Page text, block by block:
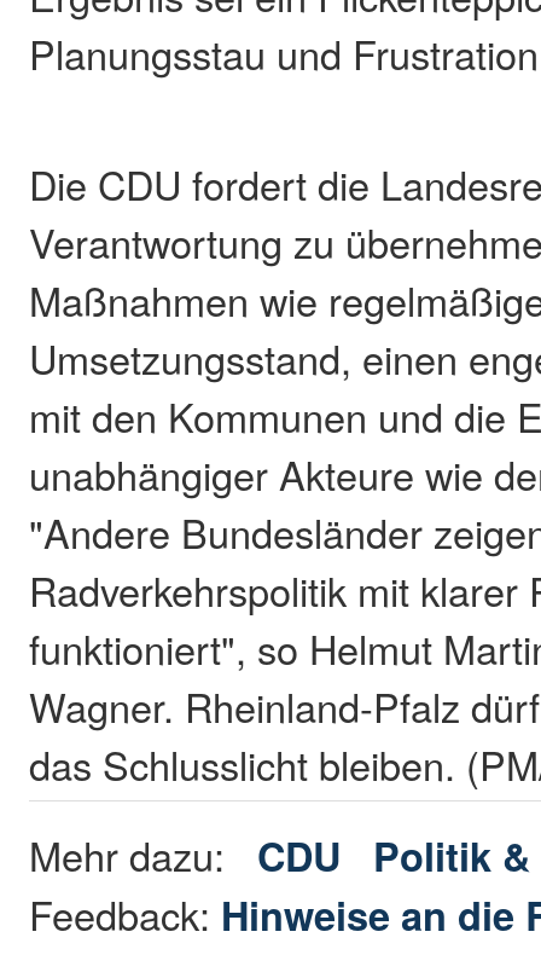
Planungsstau und
Die CDU fordert die
Verantwortung zu
Maßnahmen wie
Umsetzungsstand, einen
mit den Kommunen und die
unabhängiger Akteure wie
"Andere Bundesländer
Radverkehrspolitik mit klarer
funktioniert", so Helmut
Wagner. Rheinland-Pfalz
das Schlusslicht bleiben.
Mehr dazu: CDU Politik &
Feedback: Hinweise an die